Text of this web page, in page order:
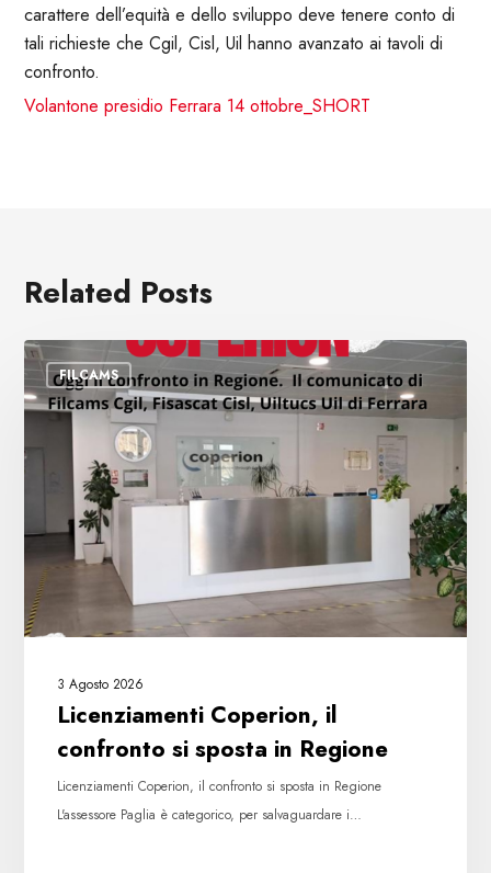
carattere dell’equità e dello sviluppo deve tenere conto di
tali richieste che Cgil, Cisl, Uil hanno avanzato ai tavoli di
confronto.
Volantone presidio Ferrara 14 ottobre_SHORT
Related Posts
FILCAMS
Licenziamenti
Coperion,
il
confronto
si
Regione
3 Agosto 2026
Licenziamenti Coperion, il
confronto si sposta in Regione
Licenziamenti Coperion, il confronto si sposta in Regione
L'assessore Paglia è categorico, per salvaguardare i…